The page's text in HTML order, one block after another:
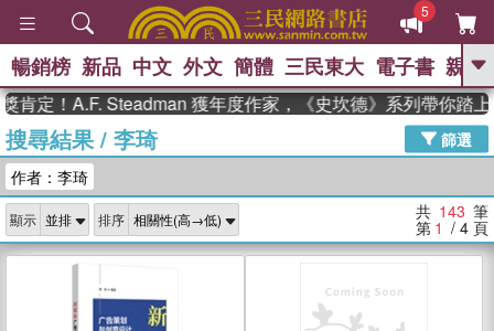
5
GO
The Odyssey 、
父親節 、 如果歷史是一群喵 、 暑期
念華 、 台灣的李登輝時代 、 數學女
孩：黎曼猜想
偉大的迷走神經
暢銷榜 新品 中文 外文 簡體 三民東大 電子書 親子
A.F. Steadman 獲年度作家，《史坎德》系列帶你踏上熱血
搜尋結果/ 李琦
篩選
作者：李琦
顯示 排序 共 143 筆
第 1 / 4 頁